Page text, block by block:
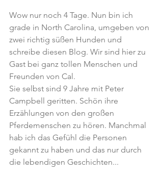
Wow nur noch 4 Tage. Nun bin ich
grade in North Carolina, umgeben von
zwei richtig süßen Hunden und
schreibe diesen Blog. Wir sind hier zu
Gast bei ganz tollen Menschen und
Freunden von Cal.
Sie selbst sind 9 Jahre mit Peter
Campbell geritten. Schön ihre
Erzählungen von den großen
Pferdemenschen zu hören. Manchmal
hab ich das Gefühl die Personen
gekannt zu haben und das nur durch
die lebendigen Geschichten...